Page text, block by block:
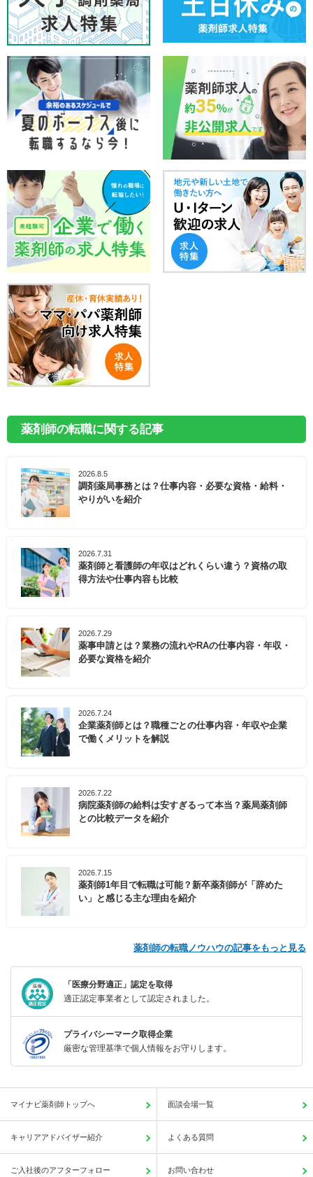
薬剤師の転職に関する記事
2026.8.5
調剤薬局事務とは？仕事内容・必要な資格・給料・
やりがいを紹介
2026.7.31
薬剤師と看護師の年収はどれくらい違う？資格の取
得方法や仕事内容も比較
2026.7.29
薬事申請とは？業務の流れやRAの仕事内容・年収・
必要な資格を紹介
2026.7.24
企業薬剤師とは？職種ごとの仕事内容・年収や企業
で働くメリットを解説
2026.7.22
病院薬剤師の給料は安すぎるって本当？薬局薬剤師
との比較データを紹介
2026.7.15
薬剤師1年目で転職は可能？新卒薬剤師が「辞めた
い」と感じる主な理由を紹介
薬剤師の転職ノウハウの記事をもっと見る
「医療分野適正」認定を取得
適正認定事業者として認定されました。
プライバシーマーク取得企業
厳密な管理基準で個人情報をお守りします。
マイナビ薬剤師トップへ 面談会場一覧
キャリアアドバイザー紹介 よくある質問
ご入社後のアフターフォロー お問い合わせ